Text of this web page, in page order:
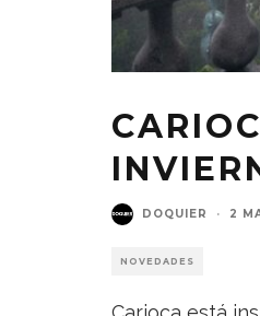
DOQUIER · 2
NOVEDADES